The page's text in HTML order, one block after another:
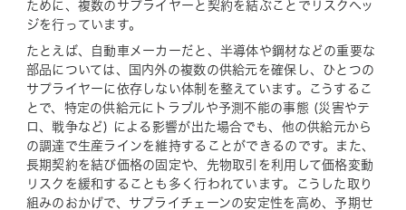
ために、複数のサプライヤーと契約を結ぶことでリスクヘッ
ジを行っています。
たとえば、自動車メーカーだと、半導体や鋼材などの重要な
部品については、国内外の複数の供給元を確保し、ひとつの
サプライヤーに依存しない体制を整えています。こうするこ
とで、特定の供給元にトラブルや予測不能の事態 (災害やテ
ロ、戦争など) による影響が出た場合でも、他の供給元から
の調達で生産ラインを維持することができるのです。また、
長期契約を結び価格の固定や、先物取引を利用して価格変動
リスクを緩和することも多く行われています。こうした取り
組みのおかげで、サプライチェーンの安定性を高め、予期せ